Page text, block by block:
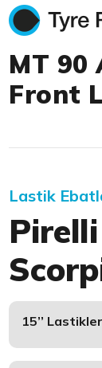
MT 90
Front
Lastik
15’’ Lastikler